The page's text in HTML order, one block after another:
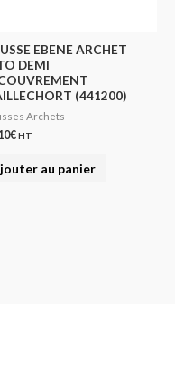
EBENE ARCHET
DEMI
(441200)
Archets
€HT
au panier